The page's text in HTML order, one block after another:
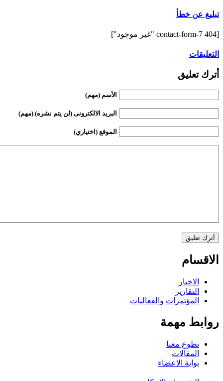
تبليغ عن خطأ
[contact-form-7 404 "غير موجود"]
التعليقات
أترك تعليق
الأسم (مهم)
البريد الالكترونى (لن يتم نشره) (مهم)
الموقع (اختياري)
الاقسام
الاخبار
التقارير
المؤتمرات والفعاليات
روابط مهمة
تطوع معنا
المقالات
بوابة الاعضاء